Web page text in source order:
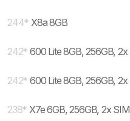
244* X8a 8GB
242* 600 Lite 8GB, 256GB, 2x
242* 600 Lite 8GB, 256GB,
238* X7e 6GB, 256GB, 2x SIM